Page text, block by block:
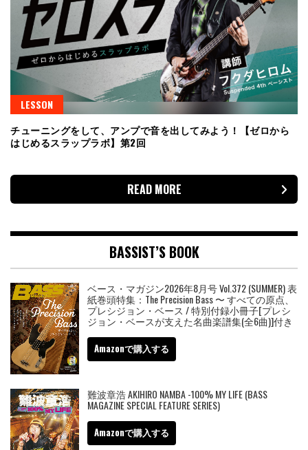
LESSON
チューニングをして、アンプで音を出してみよう！【ゼロから
はじめるスラップラボ】第2回
READ MORE
BASSIST’S BOOK
ベース・マガジン2026年8月号 Vol.372 (SUMMER) 表
紙巻頭特集：The Precision Bass 〜 すべての原点、
プレシジョン・ベース / 特別付録小冊子[プレシ
ジョン・ベースが支えた名曲楽譜集(全6曲)]付き
Amazonで購入する
難波章浩 AKIHIRO NAMBA -100% MY LIFE (BASS
MAGAZINE SPECIAL FEATURE SERIES)
Amazonで購入する